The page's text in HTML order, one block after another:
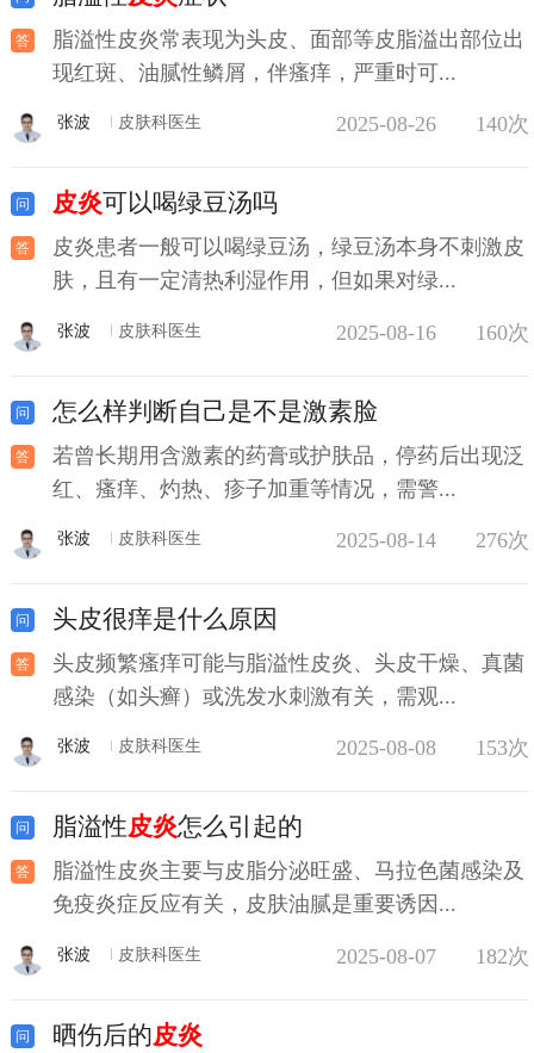
脂溢性皮炎常表现为头皮、面部等皮脂溢出部位出
现红斑、油腻性鳞屑，伴瘙痒，严重时可...
张波 皮肤科医生 2025-08-26 140次
皮炎可以喝绿豆汤吗
皮炎患者一般可以喝绿豆汤，绿豆汤本身不刺激皮
肤，且有一定清热利湿作用，但如果对绿...
张波 皮肤科医生 2025-08-16 160次
怎么样判断自己是不是激素脸
若曾长期用含激素的药膏或护肤品，停药后出现泛
红、瘙痒、灼热、疹子加重等情况，需警...
张波 皮肤科医生 2025-08-14 276次
头皮很痒是什么原因
头皮频繁瘙痒可能与脂溢性皮炎、头皮干燥、真菌
感染（如头癣）或洗发水刺激有关，需观...
张波 皮肤科医生 2025-08-08 153次
脂溢性皮炎怎么引起的
脂溢性皮炎主要与皮脂分泌旺盛、马拉色菌感染及
免疫炎症反应有关，皮肤油腻是重要诱因...
张波 皮肤科医生 2025-08-07 182次
晒伤后的皮炎